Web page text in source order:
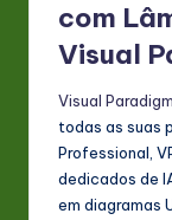
com
Visual
Visual Paradigm
todas as suas
Professional,
dedicados de
em diagramas